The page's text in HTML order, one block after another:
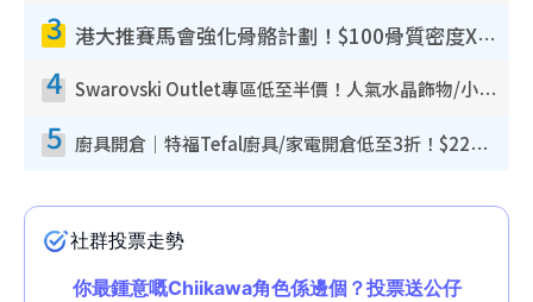
3 港大推賽馬會強化骨骼計劃！$100骨質密度X光檢查 完成免費運動訓練送超市禮券！附參加資格
4 Swarovski Outlet專區低至半價！人氣水晶飾物/小擺設$138起！迪士尼款/水晶高跟鞋都有平
5 廚具開倉｜特福Tefal廚具/家電開倉低至3折！$220起買平底鍋/炒鑊/湯煲！電飯煲/吸塵機/燙斗$418起